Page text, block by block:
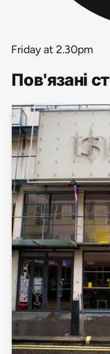
Friday at 2.30pm
Пов'язані